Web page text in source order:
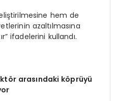
hem de
azaltılmasına
ifadelerini kullandı.
ör arasındaki köprüyü